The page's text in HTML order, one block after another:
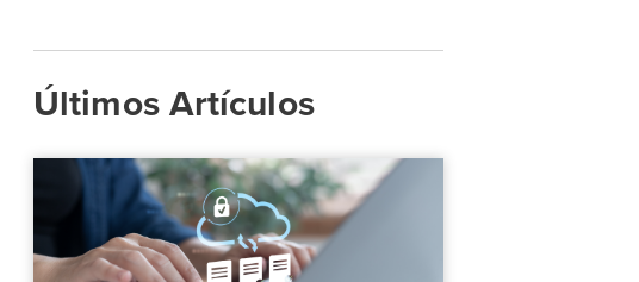
Últimos Artículos